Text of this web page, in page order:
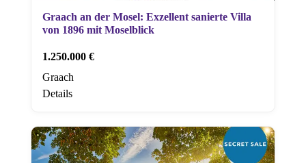
Graach an der Mosel: Exzellent sanierte Villa
von 1896 mit Moselblick
1.250.000 €
Graach
Details